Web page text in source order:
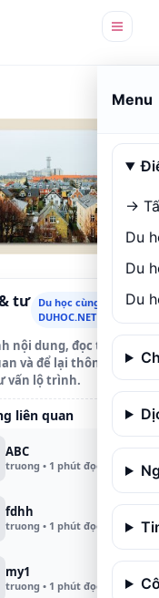
Menu
→
Du
Du
Du
tư
Du học cùng
DUHOC.NET
nội dung, đọc thêm
và để lại thông tin
vấn lộ trình.
liên quan
ABC
truong • 1 phút đọc
fdhh
truong • 1 phút đọc
my1
truong • 1 phút đọc